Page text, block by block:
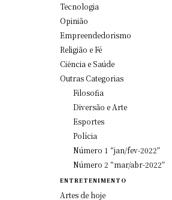
Tecnologia
Opinião
Empreendedorismo
Religião e Fé
Ciência e Saúde
Outras Categorias
Filosofia
Diversão e Arte
Esportes
Polícia
Número 1 “jan/fev-2022”
Número 2 “mar/abr-2022”
ENTRETENIMENTO
Artes de hoje